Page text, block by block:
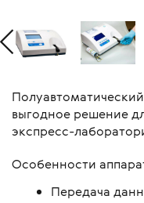
выгодное решение
экспресс-
Особенности
Передача